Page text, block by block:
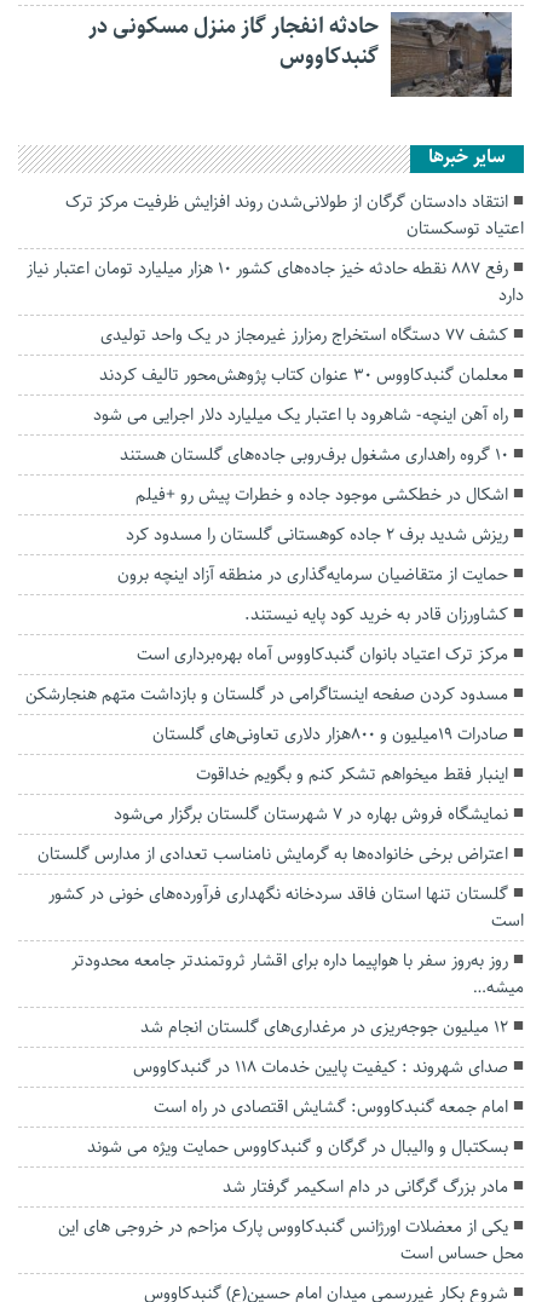
حادثه انفجار گاز منزل مسکونی در
گنبدکاووس
سایر خبرها
انتقاد دادستان گرگان از طولانی‌شدن روند افزایش ظرفیت مرکز ترک
اعتیاد توسکستان
رفع ۸۸۷ نقطه حادثه خیز جاده‌های کشور ۱۰ هزار میلیارد تومان اعتبار نیاز
دارد
کشف ۷۷ دستگاه استخراج رمز‌ارز غیرمجاز در یک واحد تولیدی
معلمان گنبدکاووس ۳۰ عنوان کتاب پژوهش‌محور تالیف کردند
راه آهن اینچه- شاهرود با اعتبار یک میلیارد دلار اجرایی می شود
۱۰ گروه راهداری مشغول برف‌روبی جاده‌های گلستان هستند
اشکال در خطکشی موجود جاده و خطرات پیش رو +فیلم
ریزش شدید برف ۲ جاده کوهستانی گلستان را مسدود کرد
حمایت از متقاضیان سرمایه‌گذاری در منطقه آزاد اینچه برون
کشاورزان قادر به خرید کود پایه نیستند.
مرکز ترک اعتیاد بانوان گنبدکاووس آماه بهره‌برداری است
مسدود کردن صفحه اینستاگرامی در گلستان و بازداشت متهم هنجارشکن
صادرات ۱۹میلیون و ۸۰۰هزار دلاری تعاونی‌های گلستان
اینبار فقط میخواهم تشکر کنم و بگویم خداقوت
نمایشگاه فروش بهاره در ۷ شهرستان گلستان برگزار می‌شود
اعتراض برخی خانواده‌ها به گرمایش نامناسب تعدادی از مدارس گلستان
گلستان تنها استان فاقد سردخانه نگهداری فرآورده‌های خونی در کشور
است
روز به‌روز سفر با هواپیما داره برای اقشار ثروتمندتر جامعه محدودتر‌
میشه…
۱۲ میلیون جوجه‌ریزی در مرغداری‌های گلستان انجام شد
صدای شهروند : کیفیت پایین خدمات 118 در گنبدکاووس
امام جمعه گنبدکاووس: گشایش اقتصادی در راه است
بسکتبال و والیبال در گرگان و گنبدکاووس حمایت ویژه می شوند
مادر بزرگ گرگانی در دام اسکیمر گرفتار شد
یکی از معضلات اورژانس گنبدکاووس پارک مزاحم در خروجی های این
محل حساس است
شروع بکار غیررسمی میدان امام حسین(ع) گنبدکاووس